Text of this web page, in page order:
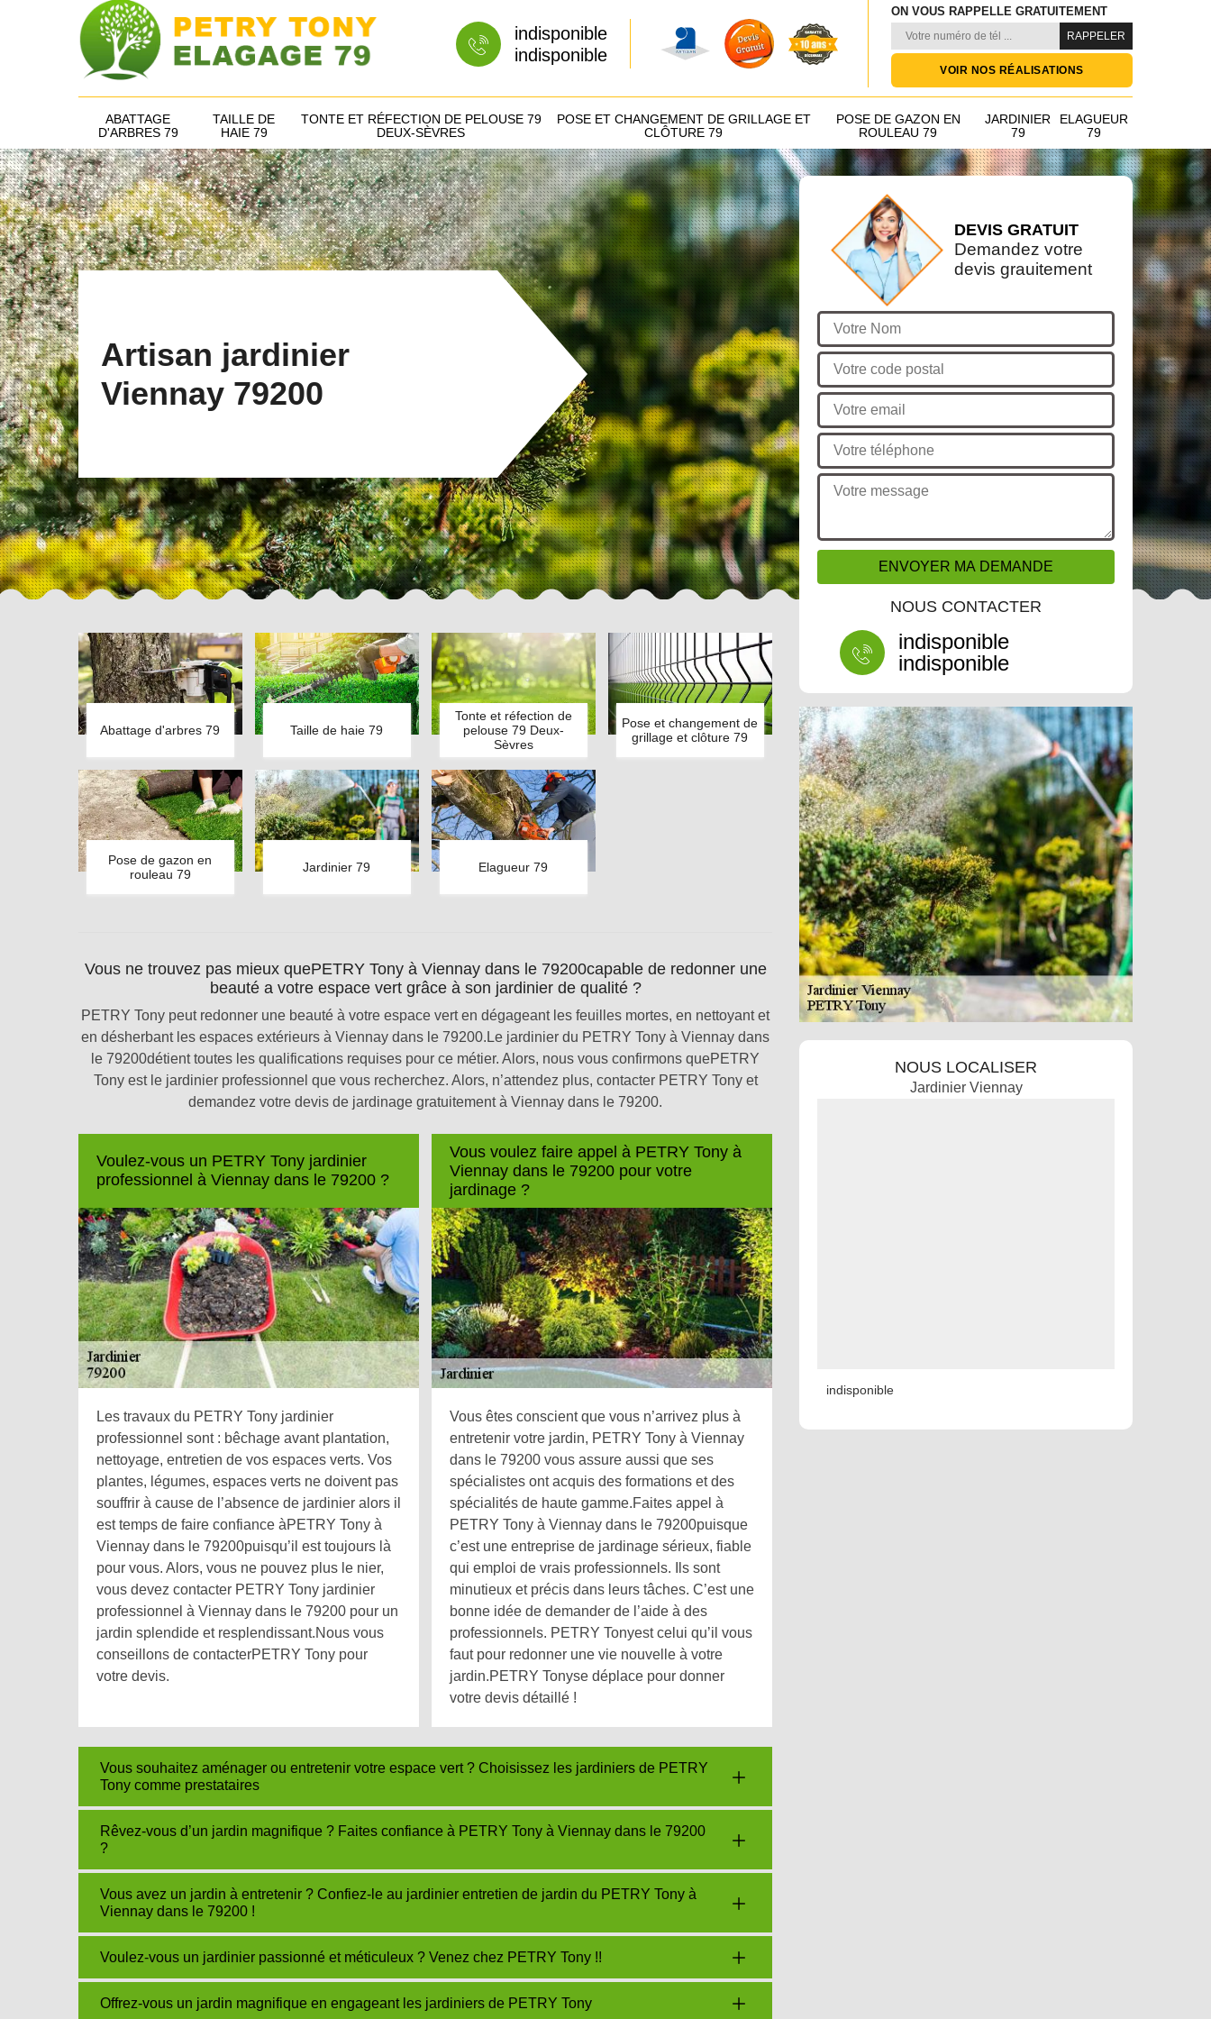
indisponible
indisponible
ON VOUS RAPPELLE GRATUITEMENT
VOIR NOS RÉALISATIONS
ABATTAGE
D'ARBRES 79
TAILLE DE
HAIE 79
TONTE ET RÉFECTION DE PELOUSE 79
DEUX-SÈVRES
POSE ET CHANGEMENT DE GRILLAGE ET
CLÔTURE 79
POSE DE GAZON EN
ROULEAU 79
JARDINIER
79
ELAGUEUR
79
Artisan jardinier
Viennay 79200
Abattage d'arbres 79 Taille de haie 79
Tonte et réfection de
pelouse 79 Deux-
Sèvres
Pose et changement de
grillage et clôture 79
Pose de gazon en
rouleau 79
Jardinier 79 Elagueur 79
Vous ne trouvez pas mieux quePETRY Tony à Viennay dans le 79200capable de redonner une
beauté a votre espace vert grâce à son jardinier de qualité ?
PETRY Tony peut redonner une beauté à votre espace vert en dégageant les feuilles mortes, en nettoyant et
en désherbant les espaces extérieurs à Viennay dans le 79200.Le jardinier du PETRY Tony à Viennay dans
le 79200détient toutes les qualifications requises pour ce métier. Alors, nous vous confirmons quePETRY
Tony est le jardinier professionnel que vous recherchez. Alors, n’attendez plus, contacter PETRY Tony et
demandez votre devis de jardinage gratuitement à Viennay dans le 79200.
Voulez-vous un PETRY Tony jardinier
professionnel à Viennay dans le 79200 ?
Les travaux du PETRY Tony jardinier
professionnel sont : bêchage avant plantation,
nettoyage, entretien de vos espaces verts. Vos
plantes, légumes, espaces verts ne doivent pas
souffrir à cause de l’absence de jardinier alors il
est temps de faire confiance àPETRY Tony à
Viennay dans le 79200puisqu’il est toujours là
pour vous. Alors, vous ne pouvez plus le nier,
vous devez contacter PETRY Tony jardinier
professionnel à Viennay dans le 79200 pour un
jardin splendide et resplendissant.Nous vous
conseillons de contacterPETRY Tony pour
votre devis.
Vous voulez faire appel à PETRY Tony à
Viennay dans le 79200 pour votre
jardinage ?
Vous êtes conscient que vous n’arrivez plus à
entretenir votre jardin, PETRY Tony à Viennay
dans le 79200 vous assure aussi que ses
spécialistes ont acquis des formations et des
spécialités de haute gamme.Faites appel à
PETRY Tony à Viennay dans le 79200puisque
c’est une entreprise de jardinage sérieux, fiable
qui emploi de vrais professionnels. Ils sont
minutieux et précis dans leurs tâches. C’est une
bonne idée de demander de l’aide à des
professionnels. PETRY Tonyest celui qu’il vous
faut pour redonner une vie nouvelle à votre
jardin.PETRY Tonyse déplace pour donner
votre devis détaillé !
Vous souhaitez aménager ou entretenir votre espace vert ? Choisissez les jardiniers de PETRY
Tony comme prestataires
Rêvez-vous d’un jardin magnifique ? Faites confiance à PETRY Tony à Viennay dans le 79200
?
Vous avez un jardin à entretenir ? Confiez-le au jardinier entretien de jardin du PETRY Tony à
Viennay dans le 79200 !
Voulez-vous un jardinier passionné et méticuleux ? Venez chez PETRY Tony !!
Offrez-vous un jardin magnifique en engageant les jardiniers de PETRY Tony
DEVIS GRATUIT
Demandez votre
devis grauitement
NOUS CONTACTER
indisponible
indisponible
NOUS LOCALISER
Jardinier Viennay
indisponible